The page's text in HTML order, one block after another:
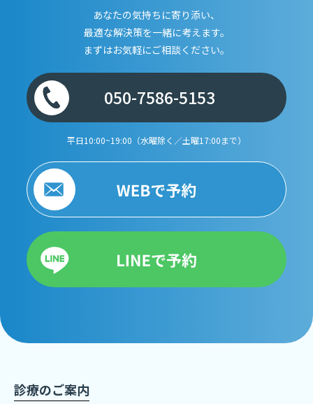
あなたの気持ちに寄り添い、
最適な解決策を一緒に考えます。
まずはお気軽にご相談ください。
050-7586-5153
平日10:00~19:00（水曜除く／土曜17:00まで）
診療のご案内